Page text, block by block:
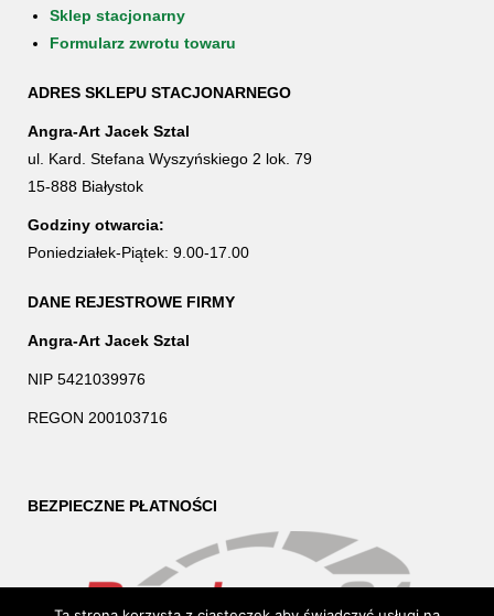
Sklep stacjonarny
Formularz zwrotu towaru
ADRES SKLEPU STACJONARNEGO
Angra-Art Jacek Sztal
ul. Kard. Stefana Wyszyńskiego 2 lok. 79
15-888 Białystok
Godziny otwarcia:
Poniedziałek-Piątek: 9.00-17.00
DANE REJESTROWE FIRMY
Angra-Art Jacek Sztal
NIP 5421039976
REGON 200103716
BEZPIECZNE PŁATNOŚCI